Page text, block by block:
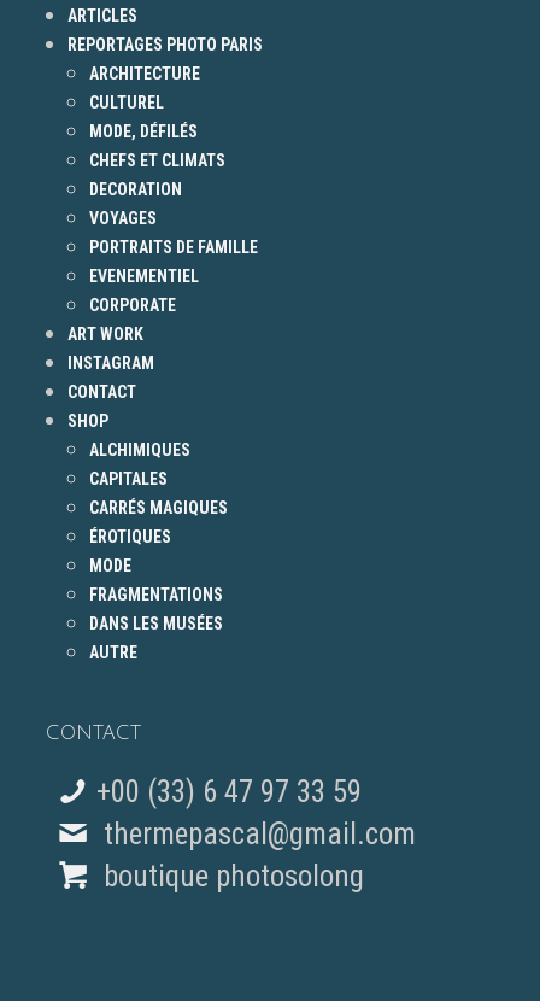
ARTICLES
REPORTAGES PHOTO PARIS
ARCHITECTURE
CULTUREL
MODE, DÉFILÉS
CHEFS ET CLIMATS
DECORATION
VOYAGES
PORTRAITS DE FAMILLE
EVENEMENTIEL
CORPORATE
ART WORK
INSTAGRAM
CONTACT
SHOP
ALCHIMIQUES
CAPITALES
CARRÉS MAGIQUES
ÉROTIQUES
MODE
FRAGMENTATIONS
DANS LES MUSÉES
AUTRE
CONTACT
+00 (33) 6 47 97 33 59
thermepascal@gmail.com
boutique photosolong